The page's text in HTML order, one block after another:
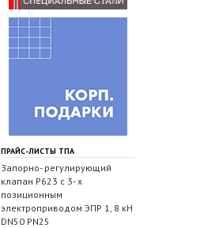
ПРАЙС-ЛИСТЫ ТПА
Запорно- регулирующий
клапан Р623 с 3- х
позиционным
электроприводом ЭПР 1, 8 кН
DN50 PN25